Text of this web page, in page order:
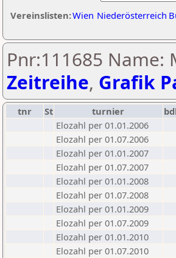
Vereinslisten:Wien Niederösterreich
Pnr:111685 Name:
Zeitreihe, Grafik
tnr St turnier
Elozahl per 01.01.2006
Elozahl per 01.07.2006
Elozahl per 01.01.2007
Elozahl per 01.07.2007
Elozahl per 01.01.2008
Elozahl per 01.07.2008
Elozahl per 01.01.2009
Elozahl per 01.07.2009
Elozahl per 01.01.2010
Elozahl per 01.07.2010